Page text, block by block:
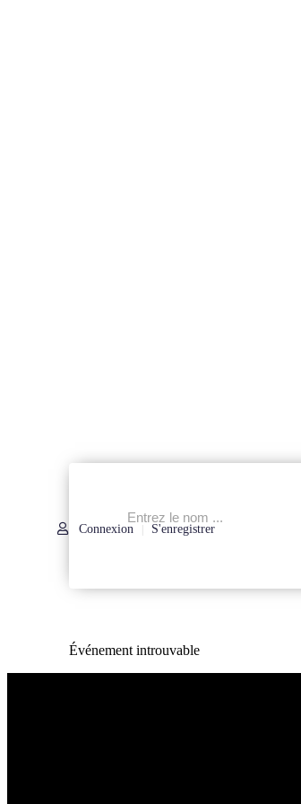
Connexion S'enregistrer
Événement introuvable